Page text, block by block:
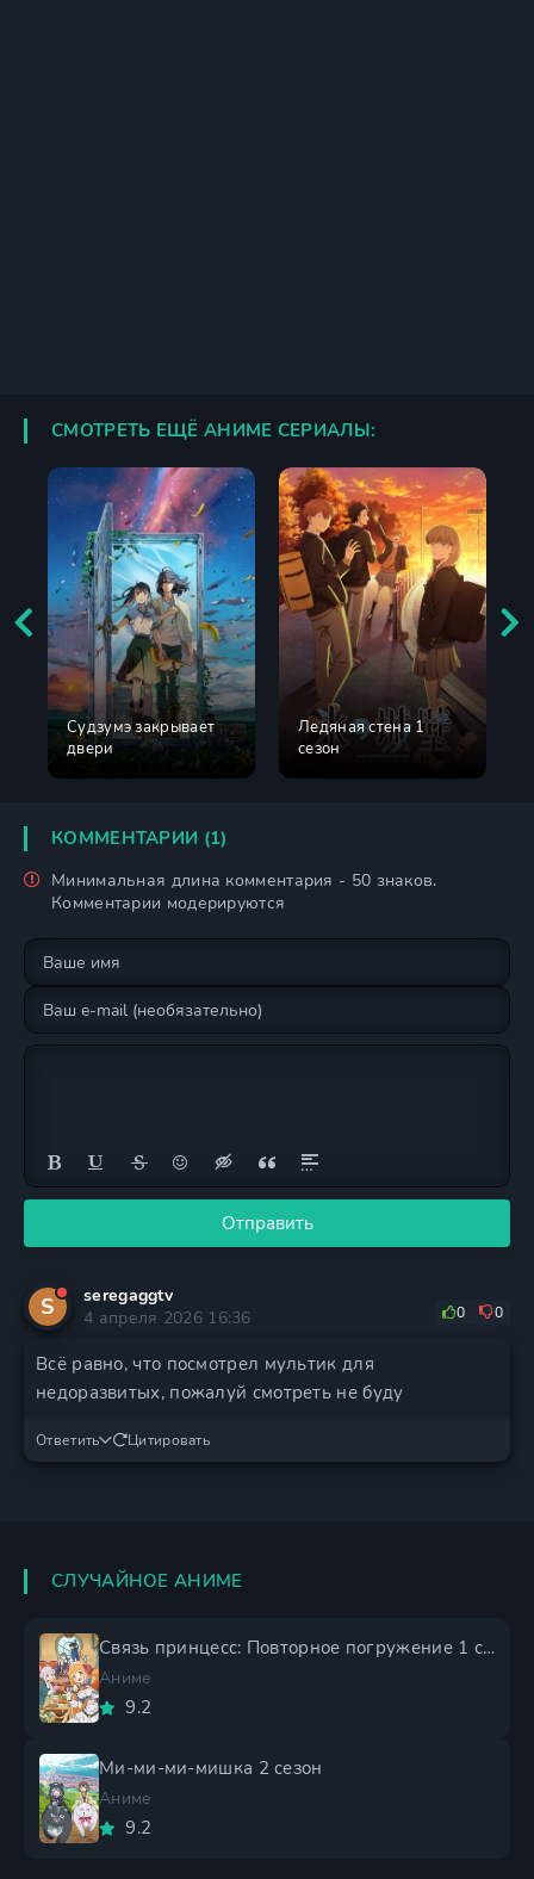
СМОТРЕТЬ ЕЩЁ АНИМЕ СЕРИАЛЫ:
Судзумэ закрывает
двери
Ледяная стена 1
сезон
КОММЕНТАРИИ (1)
Минимальная длина комментария - 50 знаков.
Комментарии модерируются
Отправить
S
seregaggtv
4 апреля 2026 16:36
0 0
Всё равно, что посмотрел мультик для
недоразвитых, пожалуй смотреть не буду
Ответить Цитировать
СЛУЧАЙНОЕ АНИМЕ
Связь принцесс: Повторное погружение 1 сезон
Аниме
9.2
Ми-ми-ми-мишка 2 сезон
Аниме
9.2